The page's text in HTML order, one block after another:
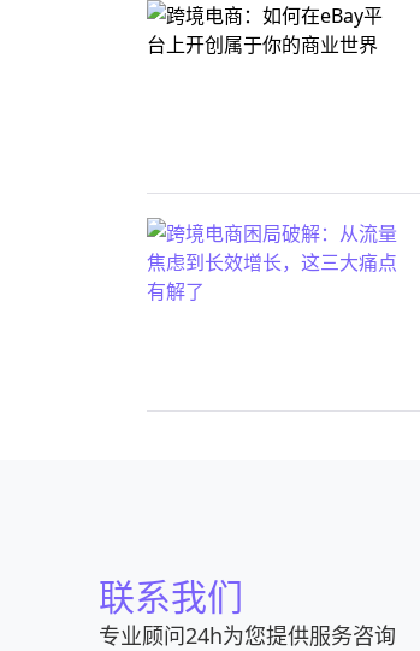
联系我们
专业顾问24h为您提供服务咨询